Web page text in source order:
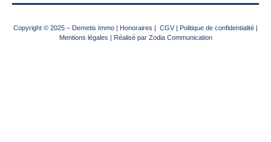
Copyright © 2025 – Demetis Immo | Honoraires | CGV| Politique de confidentialité |
Mentions légales | Réalisé par Zodia Communication